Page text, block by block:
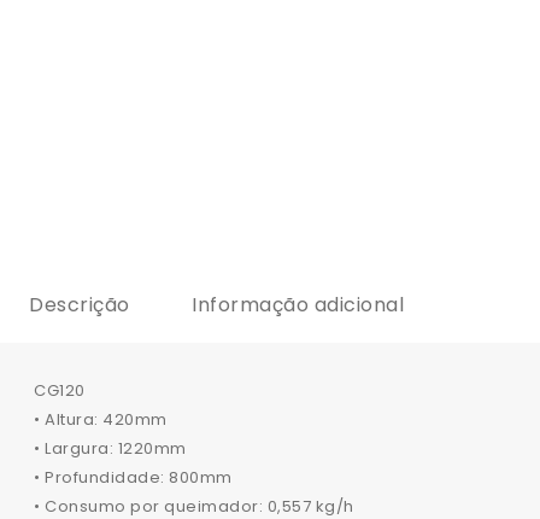
Descrição Informação adicional
CG120
• Altura: 420mm
• Largura: 1220mm
• Profundidade: 800mm
• Consumo por queimador: 0,557 kg/h